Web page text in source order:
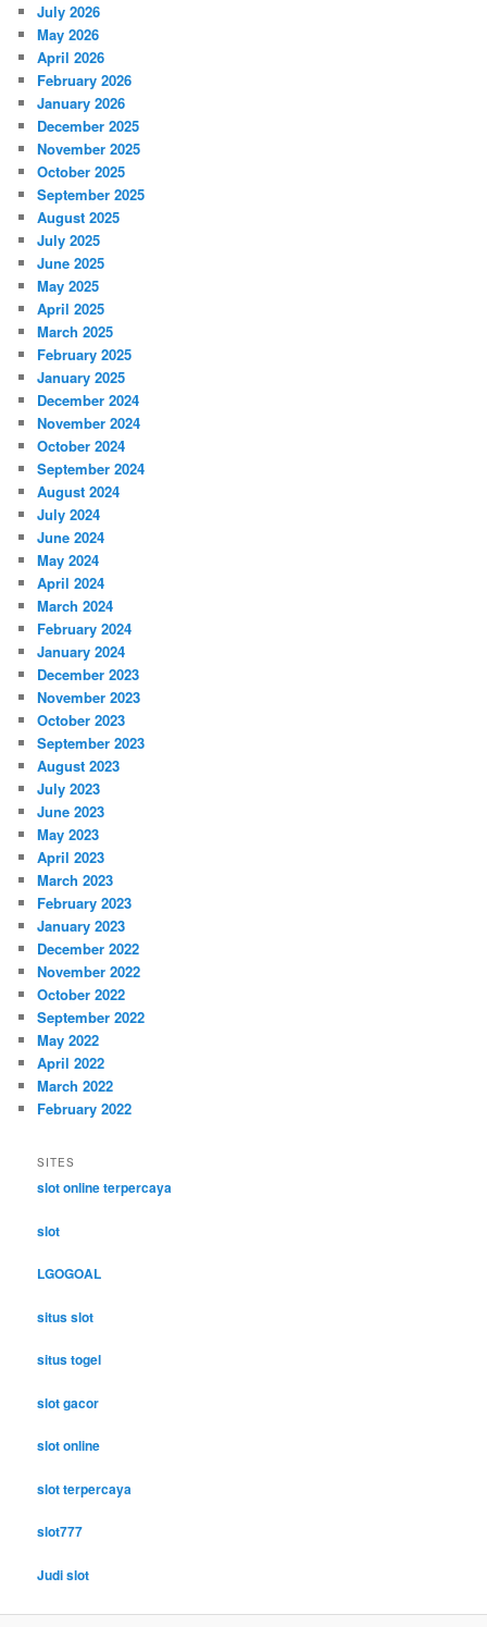
July 2026
May 2026
April 2026
February 2026
January 2026
December 2025
November 2025
October 2025
September 2025
August 2025
July 2025
June 2025
May 2025
April 2025
March 2025
February 2025
January 2025
December 2024
November 2024
October 2024
September 2024
August 2024
July 2024
June 2024
May 2024
April 2024
March 2024
February 2024
January 2024
December 2023
November 2023
October 2023
September 2023
August 2023
July 2023
June 2023
May 2023
April 2023
March 2023
February 2023
January 2023
December 2022
November 2022
October 2022
September 2022
May 2022
April 2022
March 2022
February 2022
SITES
slot online terpercaya
slot
LGOGOAL
situs slot
situs togel
slot gacor
slot online
slot terpercaya
slot777
Judi slot